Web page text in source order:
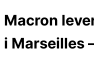
Macron
i Marseilles